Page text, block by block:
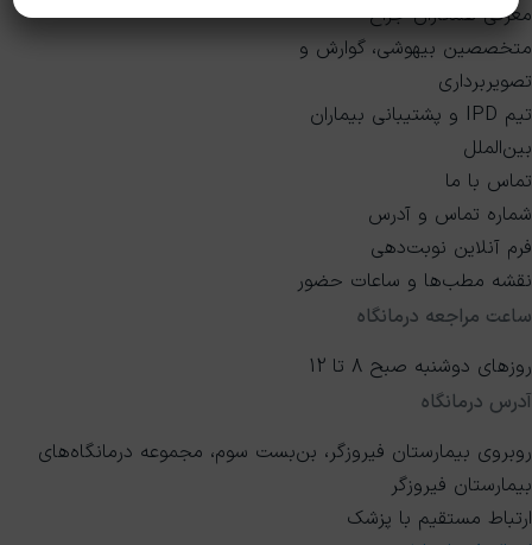
معرفی همکاران جراح
متخصصین بیهوشی، گوارش و
تصویربرداری
تیم IPD و پشتیبانی بیماران
بین‌الملل
تماس با ما
شماره تماس و آدرس
فرم آنلاین نوبت‌دهی
نقشه مطب‌ها و ساعات حضور
ساعت مراجعه درمانگاه
روزهای دوشنبه صبح 8 تا 12
آدرس درمانگاه
روبروی بیمارستان فیروزگر، بن‌بست سوم، مجموعه درمانگاه‌های
بیمارستان فیروزگر
ارتباط مستقیم با پزشک